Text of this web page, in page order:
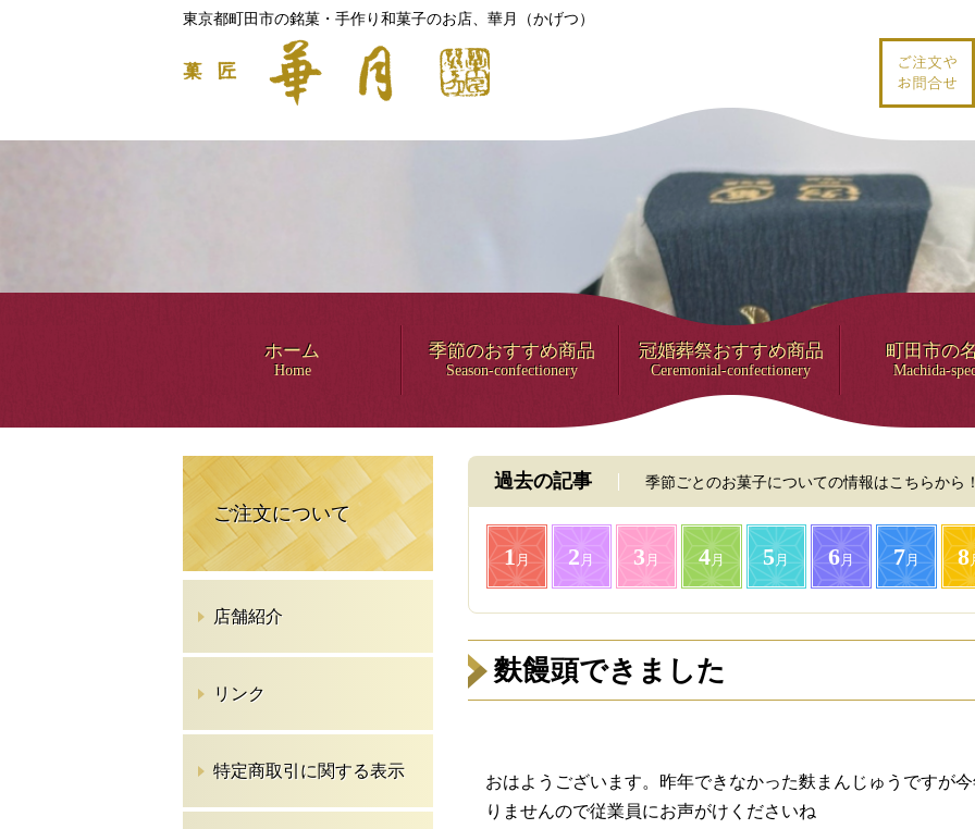
東京都町田市の銘菓・手作り和菓子のお店、華月（かげつ）
ホーム
Home
季節のおすすめ商品
Season-confectionery
冠婚葬祭おすすめ商品
Ceremonial-confectionery
町田市の
Machida-
過去の記事 季節ごとのお菓子についての情報はこちらから
1月 2 月 3 月 4月 5月 6月 7月 8
麩饅頭できました
おはようございます。昨年できなかった麩まんじゅうですが
りませんので従業員にお声がけくださいね
ご注文について
店舗紹介
リンク
特定商取引に関する表示